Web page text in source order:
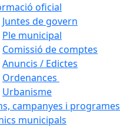
oficial
Juntes de govern
Ple municipal
Comissió de comptes
Anuncis / Edictes
Ordenances
Urbanisme
campanyes i programes
municipals